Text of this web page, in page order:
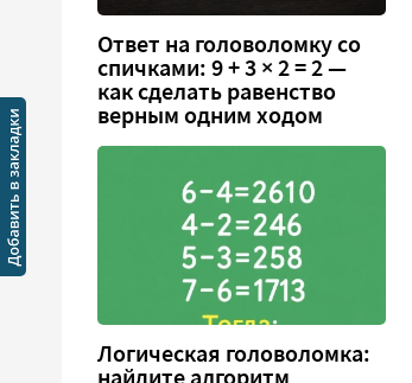
Ответ на головоломку со
спичками: 9 + 3 × 2 = 2 —
как сделать равенство
верным одним ходом
Логическая головоломка: